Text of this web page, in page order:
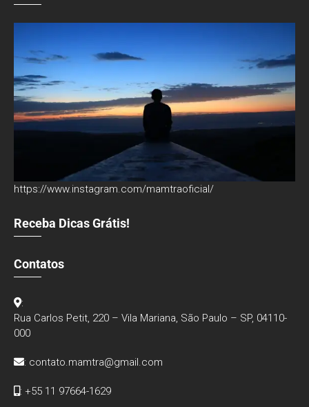
https://www.instagram.com/mamtraoficial/
Receba Dicas Grátis!
Contatos
:
Rua Carlos Petit, 220 – Vila Mariana, São Paulo – SP, 04110-
000
: contato.mamtra@gmail.com
: +55 11 97664-1629